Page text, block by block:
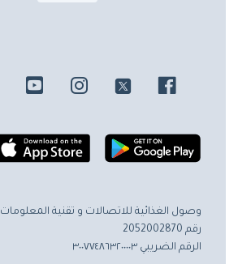
وصول الغذائية للاتصالات و تقنية المعلومات
رقم 2052002870
الرقم الضريبي ٣٠٠٧٧٤٨٦٣٢٠٠٠٠٣